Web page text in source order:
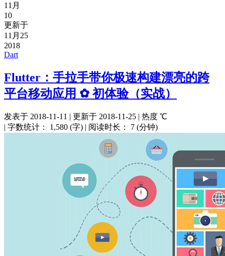
11月
10
更新于
11月25
2018
Dart
Flutter：手拉手带你极速构建漂亮的跨
平台移动应用 ✿ 初体验（实战）
发表于 2018-11-11 | 更新于 2018-11-25 | 热度 ℃
| 字数统计： 1,580 (字) | 阅读时长： 7 (分钟)